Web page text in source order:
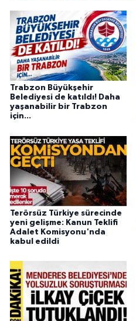
Trabzon Büyükşehir
Belediyesi de katıldı! Daha
yaşanabilir bir Trabzon
için...
Terörsüz Türkiye sürecinde
yeni gelişme: Kanun Teklifi
Adalet Komisyonu'nda
kabul edildi